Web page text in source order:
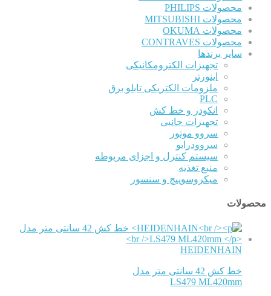
محصولات PHILIPS
محصولات MITSUBISHI
محصولات OKUMA
محصولات CONTRAVES
سایر برندها
تجهیزات الکترومکانیکی
اینورتر
ملزومات الکتریکی تابلو برق
PLC
انکودر و خط کش
تجهیزات جانبی
سروو موتور
سروودرایو
سیستم کنترل و اجزای مربوطه
منبع تغذیه
میکروسوییچ و سنسور
محصولات
HEIDENHAIN
خط کش 42 سانتی متر مدل
LS479 ML420mm